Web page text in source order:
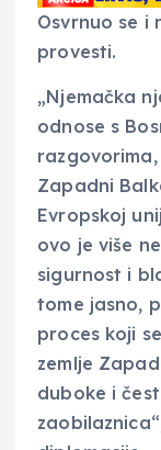
Osvrnuo se i
provesti.
„Njemačka
odnose s
Zapadni
Evropskoj
ovo je više
sigurnost i
tome jasno,
proces koji
zemlje
duboke i